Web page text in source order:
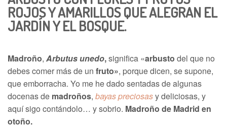
ROJOS Y AMARILLOS QUE ALEGRAN EL
JARDÍN Y EL BOSQUE.
Madroño, Arbutus unedo,significa «arbusto del que no
debes comer más de un fruto», porque dicen, se supone,
que emborracha. Yo me he dado sentadas de algunas
docenas de madroños, bayas preciosasy deliciosas, y
aquí sigo contándolo… y sobrio. Madroño de Madrid en
otoño.